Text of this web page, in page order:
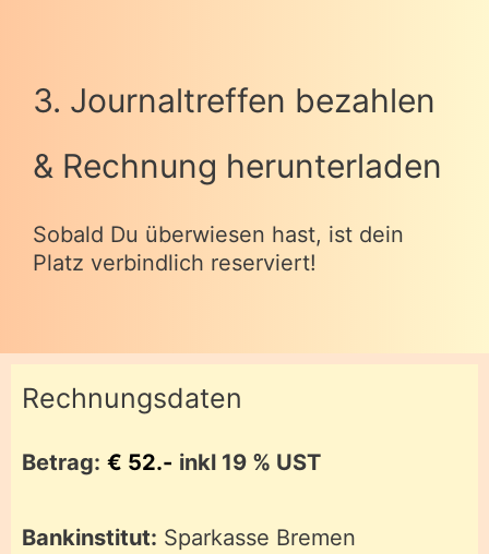
3. Journaltreffen bezahlen
& Rechnung herunterladen
Sobald Du überwiesen hast, ist dein
Platz verbindlich reserviert!
Rechnungsdaten
Betrag: € 52.- inkl 19 % UST
Bankinstitut: Sparkasse Bremen